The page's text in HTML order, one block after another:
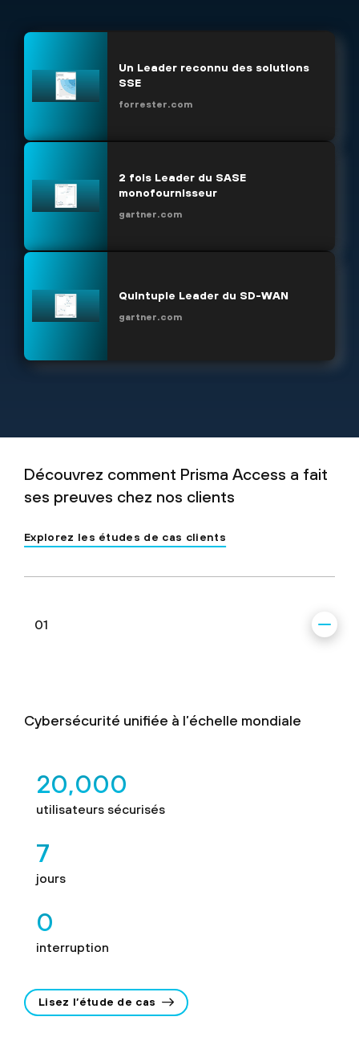
Un Leader reconnu des solutions
SSE
forrester.com
2 fois Leader du SASE
monofournisseur
gartner.com
Quintuple Leader du SD-WAN
gartner.com
Découvrez comment Prisma Access a fait
ses preuves chez nos clients
Explorez les études de cas clients
01
Cybersécurité unifiée à l’échelle mondiale
20,000
utilisateurs sécurisés
7
jours
0
interruption
Lisez l’étude de cas